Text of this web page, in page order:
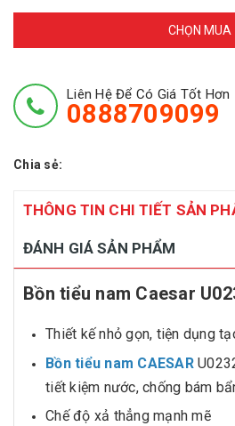
CHỌN MUA
Liên Hệ Để Có Giá Tốt Hơn
0888709099
Chia sẻ:
THÔNG TIN CHI TIẾT SẢN
ĐÁNH GIÁ SẢN PHẨM
Bồn tiểu nam Caesar
Thiết kế nhỏ gọn, tiện dụng
Bồn tiểu nam CAESAR
tiết kiệm nước, chống bám
Chế độ xả thẳng mạnh mẽ